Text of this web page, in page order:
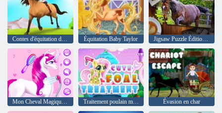
Équitation Baby Taylor
Mon Cheval Magique Licorne Traitement poulain mignon Évasion en char